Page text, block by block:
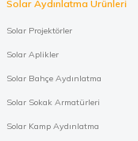
Solar Aydınlatma Ürünleri
Solar Projektörler
Solar Aplikler
Solar Bahçe Aydınlatma
Solar Sokak Armatürleri
Solar Kamp Aydınlatma